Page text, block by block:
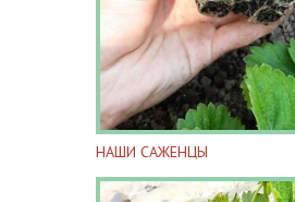
НАШИ САЖЕНЦЫ